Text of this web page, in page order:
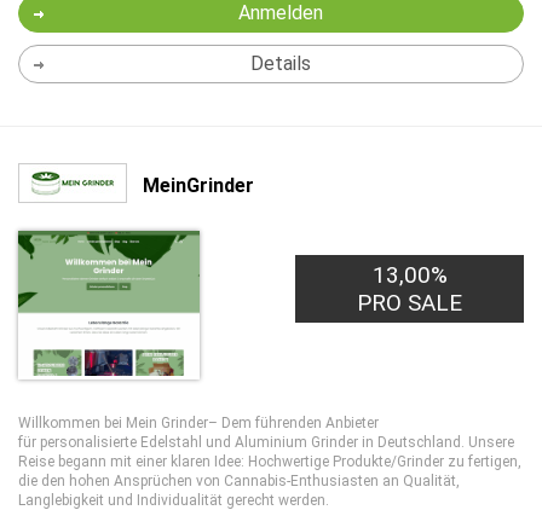
Anmelden
Details
MeinGrinder
13,00%
PRO SALE
Willkommen bei Mein Grinder– Dem führenden Anbieter
für personalisierte Edelstahl und Aluminium Grinder in Deutschland. Unsere
Reise begann mit einer klaren Idee: Hochwertige Produkte/Grinder zu fertigen,
die den hohen Ansprüchen von Cannabis-Enthusiasten an Qualität,
Langlebigkeit und Individualität gerecht werden.